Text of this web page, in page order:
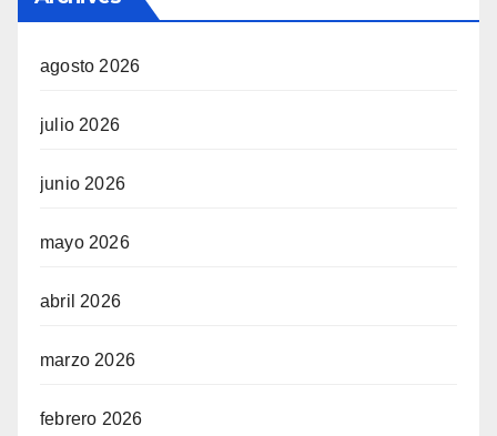
agosto 2026
julio 2026
junio 2026
mayo 2026
abril 2026
marzo 2026
febrero 2026